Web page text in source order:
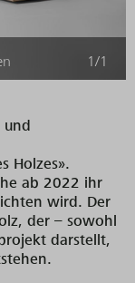
1/1
und
Holzes».
ab 2022 ihr
wird. Der
der – sowohl
darstellt,